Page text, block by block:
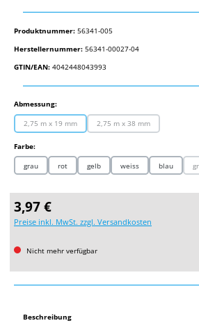
Produktnummer: 56341-005
Herstellernummer: 56341-00027-04
GTIN/EAN: 4042448043993
Abmessung:auswählen
2,75 m x 19 mm
(Diese Option ist zurzeit nicht verfügbar.)
2,75 m x 38 mm
(Diese Option ist zurzeit
Farbe:auswählen
grau rot gelb weiss blau
Regulärer Preis:
3,97 €
Preise inkl. MwSt. zzgl. Versandkosten
Nicht mehr verfügbar
Beschreibung